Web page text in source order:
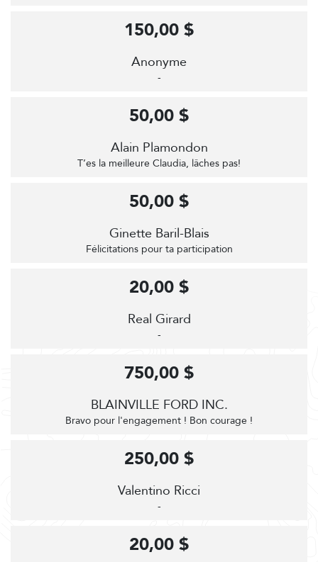
Anonyme
-
150,00 $
Alain Plamondon
T’es la meilleure Claudia, lâches pas!
50,00 $
Ginette Baril-Blais
Félicitations pour ta participation
50,00 $
Real Girard
-
20,00 $
BLAINVILLE FORD INC.
Bravo pour l'engagement ! Bon courage !
750,00 $
Valentino Ricci
-
250,00 $
20,00 $